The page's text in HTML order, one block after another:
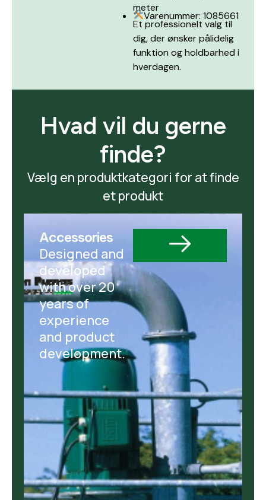
meter
Varenummer: 1085661
Et professionelt valg til
dig, der ønsker pålidelig
funktion og holdbarhed i
hverdagen.
Hvad vil du gerne
finde?
Vælg en produktkategori for at finde
et produkt
Accessories
Designed and
developed
with over 20
years of
experience
and product
development.